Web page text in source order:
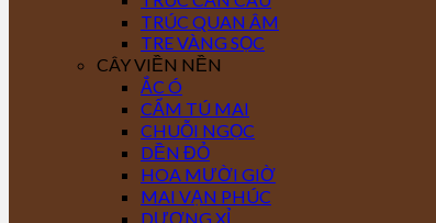
TRÚC QUAN ÂM
TRE VÀNG SỌC
CÂY VIỀN NỀN
ẮC Ó
CẨM TÚ MAI
CHUỖI NGỌC
DỀN ĐỎ
HOA MƯỜI GIỜ
MAI VẠN PHÚC
DƯƠNG XỈ